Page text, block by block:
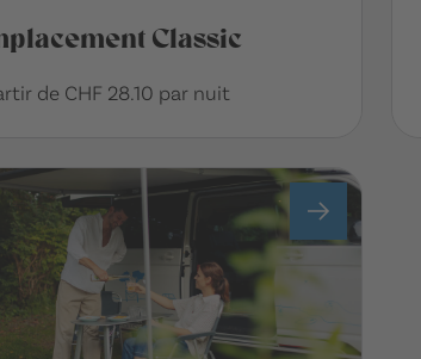
Classic
de CHF 28.10 par nuit